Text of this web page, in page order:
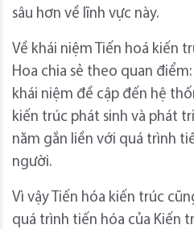
sâu hơn về lĩnh vực này.
Về khái niệm Tiến hoá kiến
Hoa chia sẻ theo quan
khái niệm đề cập đến hệ
kiến trúc phát sinh và phát
năm gắn liền với quá trình
người.
Vì vậy Tiến hóa kiến trúc
quá trình tiến hóa của Kiến